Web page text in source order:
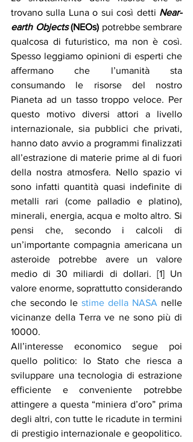
trovano sulla Luna o sui così detti Near-
earth Objects (NEOs) potrebbe sembrare
qualcosa di futuristico, ma non è così.
Spesso leggiamo opinioni di esperti che
affermano che l’umanità sta
consumando le risorse del nostro
Pianeta ad un tasso troppo veloce. Per
questo motivo diversi attori a livello
internazionale, sia pubblici che privati,
hanno dato avvio a programmi finalizzati
all’estrazione di materie prime al di fuori
della nostra atmosfera. Nello spazio vi
sono infatti quantità quasi indefinite di
metalli rari (come palladio e platino),
minerali, energia, acqua e molto altro. Si
pensi che, secondo i calcoli di
un’importante compagnia americana un
asteroide potrebbe avere un valore
medio di 30 miliardi di dollari. [1] Un
valore enorme, soprattutto considerando
che secondo le stime della NASA nelle
vicinanze della Terra ve ne sono più di
10000.
All’interesse economico segue poi
quello politico: lo Stato che riesca a
sviluppare una tecnologia di estrazione
efficiente e conveniente potrebbe
attingere a questa “miniera d’oro” prima
degli altri, con tutte le ricadute in termini
di prestigio internazionale e geopolitico.